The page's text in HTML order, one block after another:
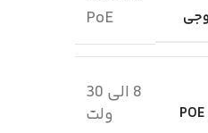
PoE
8 الی 30
ولت